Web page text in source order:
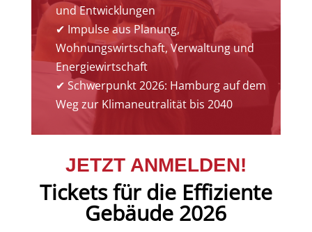
und Entwicklungen
✔ Impulse aus Planung,
Wohnungswirtschaft, Verwaltung und
Energiewirtschaft
✔ Schwerpunkt 2026: Hamburg auf dem
Weg zur Klimaneutralität bis 2040
JETZT ANMELDEN!
Tickets für die Effiziente
Gebäude 2026